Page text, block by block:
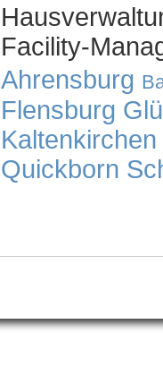
Facility-
Ahrensburg
Flensburg
Kaltenkirchen
Quickborn